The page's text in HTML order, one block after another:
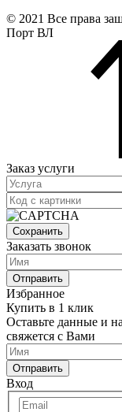
© 2021 Все права
Порт ВЛ
Заказ услуги
Сохранить
Заказать звонок
Отправить
Избранное
Купить в 1 клик
Оставьте данные и
свяжется с Вами
Отправить
Вход